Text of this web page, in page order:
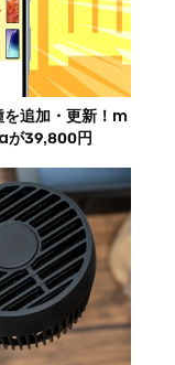
追加・更新！m
が39,800円